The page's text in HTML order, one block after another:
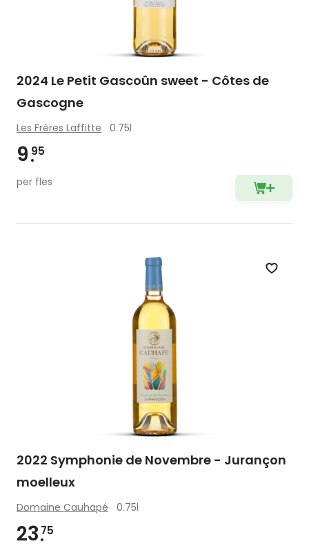
2024 Le Petit Gascoûn sweet - Côtes de
Gascogne
Les Frères Laffitte 0.75l
9 95
per fles
Zet
2022 Symphonie de Novembre - Jurançon
moelleux
Domaine Cauhapé 0.75l
23 75